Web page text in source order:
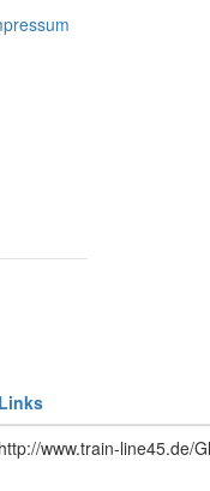
Links
http://www.train-line45.de/